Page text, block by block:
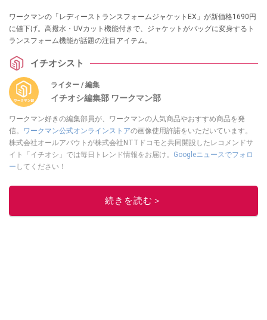
ワークマンの「レディーストランスフォームジャケットEX」が新価格1690円
に値下げ。高撥水・UVカット機能付きで、ジャケットがバッグに変身するト
ランスフォーム機能が話題の注目アイテム。
イチオシスト
ライター / 編集
イチオシ編集部 ワークマン部
ワークマン好きの編集部員が、ワークマンの人気商品やおすすめ商品を発
信。 ワークマン公式オンラインストアの画像使用許諾をいただいています。
株式会社オールアバウトが株式会社NTTドコモと共同開設したレコメンドサ
イト「イチオシ」では毎日トレンド情報をお届け。 Googleニュースでフォロ
ー してください！
このイチオシストの他の記事を読む
続きを読む＞